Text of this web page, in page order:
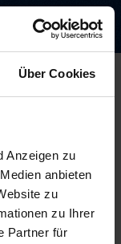
Über Cookies
Anzeigen zu
anbieten
zu
zu Ihrer
Partner für
may have been